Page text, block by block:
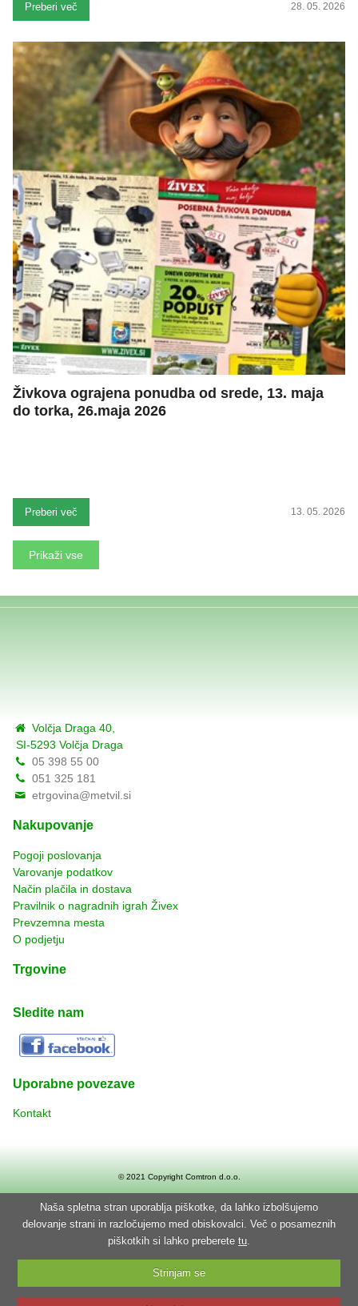
Preberi več 28. 05. 2026
Živkova ograjena ponudba od srede, 13. maja
do torka, 26.maja 2026
Preberi več 13. 05. 2026
Prikaži vse
Volčja Draga 40,
SI-5293 Volčja Draga
05 398 55 00
051 325 181
etrgovina@metvil.si
Nakupovanje
Pogoji poslovanja
Varovanje podatkov
Način plačila in dostava
Pravilnik o nagradnih igrah Živex
Prevzemna mesta
O podjetju
Trgovine
Sledite nam
Uporabne povezave
Kontakt
© 2021 Copyright Comtron d.o.o.
Naša spletna stran uporablja piškotke, da lahko izbolšujemo
delovanje strani in razločujemo med obiskovalci. Več o posameznih
piškotkih si lahko preberete tu.
Strinjam se